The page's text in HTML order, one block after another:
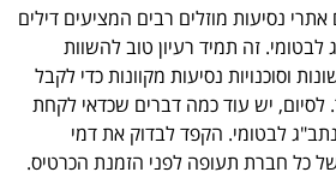
נסיעות מוזלים רבים המציעים דילים
זה תמיד רעיון טוב להשוות
וסוכנויות נסיעות מקוונות כדי לקבל
יש עוד כמה דברים שכדאי לקחת
לבטומי. הקפד לבדוק את דמי
כל חברת תעופה לפני הזמנת הכרטיס.